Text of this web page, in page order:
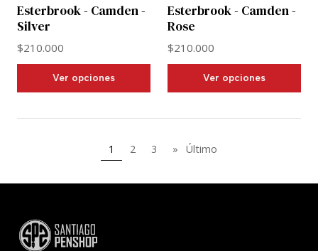
Esterbrook - Camden -
Silver
$210.000
Ver opciones
Esterbrook - Camden -
Rose
$210.000
Ver opciones
1 2 3 » Último